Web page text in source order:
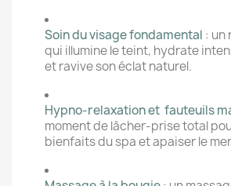
Soin du visage fondamental : un
qui illumine le teint, hydrate
et ravive son éclat naturel.
Hypno-relaxation et fauteuils
moment de lâcher-prise total
bienfaits du spa et apaiser le